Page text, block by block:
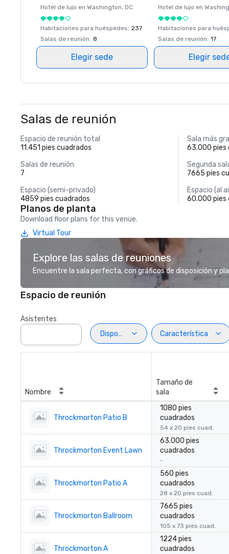
Hotel de lujo en Washington, DC
Habitaciones para huéspedes: 237
Salas de reunión: 8
Elegir sede
Hotel de lujo en
Habitaciones para
Salas de reunión: 17
Elegir
Salas de reunión
Espacio de reunión total
11.451 pies cuadrados
Sala más
63.000 pies
Salas de reunión
7
Segunda
7665 pies
Espacio (semi-privado)
4859 pies cuadrados
Espacio (al
60.000 pies
Planos de planta
Download floor plans for this venue.
Virtual Tour
Explore las salas de reuniones
Encuentre la sala perfecta, con gráficos de disposición y
Espacio de reunión
Asistentes
Disposiciön
Característica
Nombre
Tamaño de
sala
Throckmorton Patio B
1080 pies
cuadrados
54 x 20 pies cuad.
Throckmorton Event Lawn
63.000 pies
cuadrados
-
Throckmorton Patio A
560 pies
cuadrados
28 x 20 pies cuad.
Throckmorton Ballroom
7665 pies
cuadrados
105 x 73 pies cuad.
Throckmorton A
1224 pies
cuadrados